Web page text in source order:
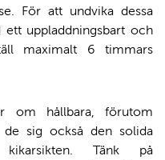
För att undvika dessa
uppladdningsbart och
maximalt 6 timmars
om hållbara, förutom
de sig också den solida
Tänk på